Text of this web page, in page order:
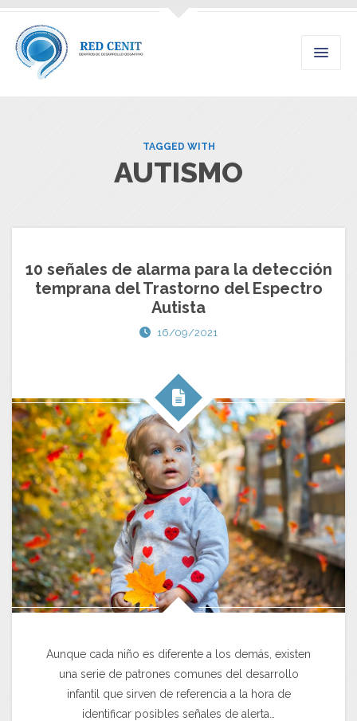
TAGGED WITH
AUTISMO
10 señales de alarma para la detección
temprana del Trastorno del Espectro
Autista
16/09/2021
Aunque cada niño es diferente a los demás, existen
una serie de patrones comunes del desarrollo
infantil que sirven de referencia a la hora de
identificar posibles señales de alerta…